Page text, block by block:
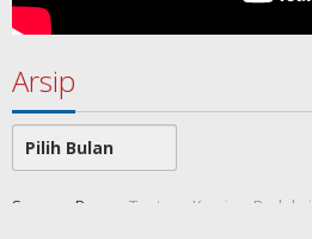
Arsip
Arsip
SamawaRea Tentang Kami Redaksi